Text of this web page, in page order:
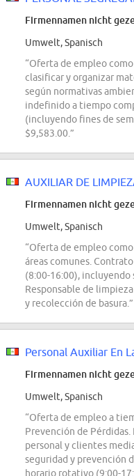
Firmennamen nicht
Umwelt, Spanisch
“Oferta de empleo
clasificar y organizar
según normativas
indefinido a tiempo
(incluyendo fines de
$9,583.00.”
AUXILIAR DE
Firmennamen nicht
Umwelt, Spanisch
“Oferta de empleo
áreas comunes.
(8:00-16:00), incluyendo
Responsable de
y recolección de basura.”
Personal Auxiliar En
Firmennamen nicht
Umwelt, Spanisch
“Oferta de empleo a
Prevención de
personal y clientes
seguridad y prevención
horario rotativo (9:00-